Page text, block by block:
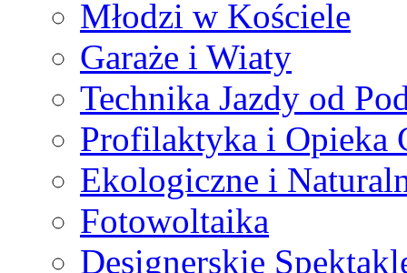
Młodzi w Kościele
Garaże i Wiaty
Technika Jazdy od
Profilaktyka i Opieka
Ekologiczne i
Fotowoltaika
Designerskie